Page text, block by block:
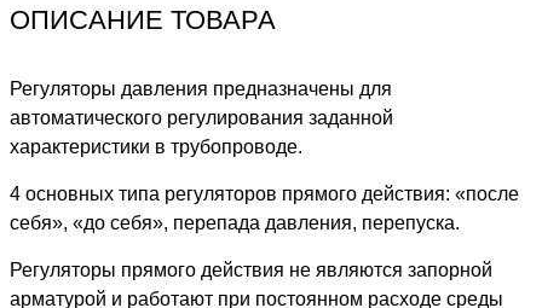
ОПИСАНИЕ ТОВАРА
Регуляторы давления предназначены для
автоматического регулирования заданной
характеристики в трубопроводе.
4 основных типа регуляторов прямого действия: «после
себя», «до себя», перепада давления, перепуска.
Регуляторы прямого действия не являются запорной
арматурой и работают при постоянном расходе среды